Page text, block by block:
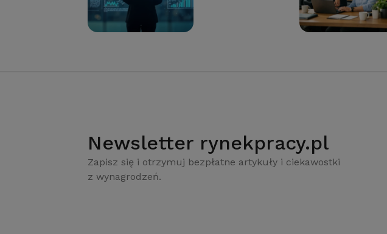
Newsletter rynekpracy.pl
Zapisz się i otrzymuj bezpłatne artykuły i ciekawostki
z wynagrodzeń.